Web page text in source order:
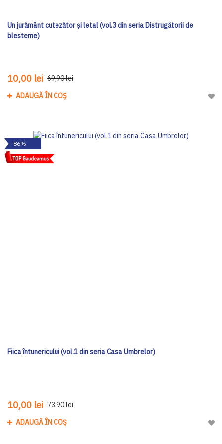
Un jurământ cutezător și letal (vol.3 din seria Distrugătorii de
blesteme)
10,00 lei 69,90 lei
ADAUGĂ ÎN COȘ
-86%
Fiica întunericului (vol.1 din seria Casa Umbrelor)
10,00 lei 73,90 lei
ADAUGĂ ÎN COȘ